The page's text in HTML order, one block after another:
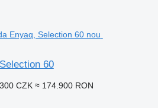
60
CZK ≈ 174.900 RON